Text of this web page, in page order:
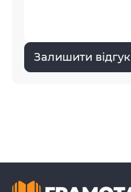
Залишити відгук